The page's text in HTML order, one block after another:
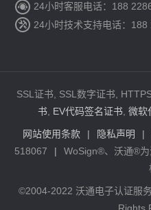
24小时客服电话：188
24小时技术支持电话：188
SSL证书, SSL数字证书,
书, EV代码签名证书, 微软
网站使用条款 | 隐私声明 |
518067
|
WoSign®、沃通®
©2004-2022 沃通电子认证服